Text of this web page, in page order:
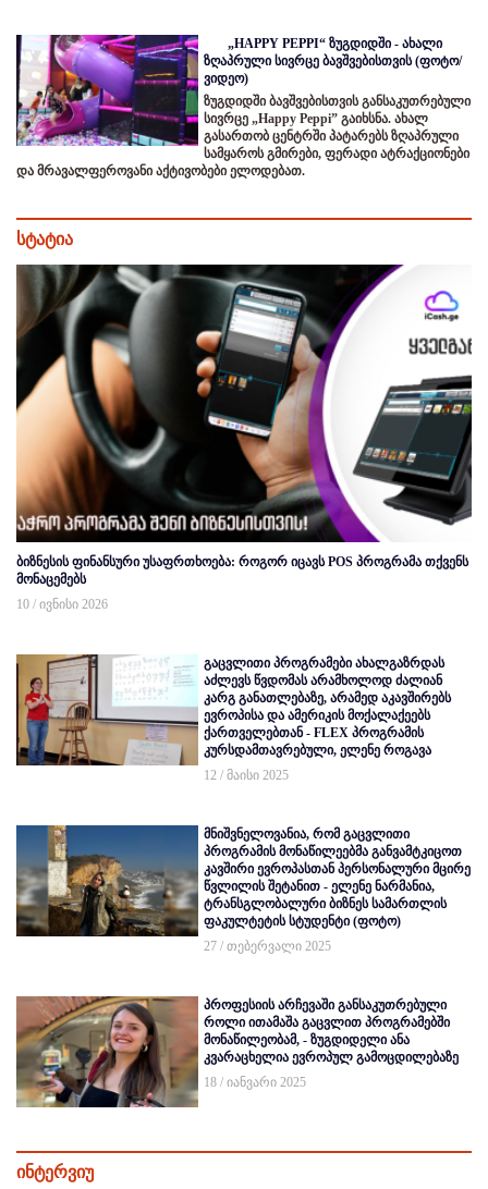
„HAPPY PEPPI“ ზუგდიდში - ახალი
ზღაპრული სივრცე ბავშვებისთვის (ფოტო/
ვიდეო)
ზუგდიდში ბავშვებისთვის განსაკუთრებული
სივრცე „Happy Peppi” გაიხსნა. ახალ
გასართობ ცენტრში პატარებს ზღაპრული
სამყაროს გმირები, ფერადი ატრაქციონები
და მრავალფეროვანი აქტივობები ელოდებათ.
სტატია
ბიზნესის ფინანსური უსაფრთხოება: როგორ იცავს POS პროგრამა თქვენს
მონაცემებს
10 / ივნისი 2026
გაცვლითი პროგრამები ახალგაზრდას
აძლევს წვდომას არამხოლოდ ძალიან
კარგ განათლებაზე, არამედ აკავშირებს
ევროპისა და ამერიკის მოქალაქეებს
ქართველებთან - FLEX პროგრამის
კურსდამთავრებული, ელენე როგავა
12 / მაისი 2025
მნიშვნელოვანია, რომ გაცვლითი
პროგრამის მონაწილეებმა განვამტკიცოთ
კავშირი ევროპასთან პერსონალური მცირე
წვლილის შეტანით - ელენე ნარმანია,
ტრანსგლობალური ბიზნეს სამართლის
ფაკულტეტის სტუდენტი (ფოტო)
27 / თებერვალი 2025
პროფესიის არჩევაში განსაკუთრებული
როლი ითამაშა გაცვლით პროგრამებში
მონაწილეობამ, - ზუგდიდელი ანა
კვარაცხელია ევროპულ გამოცდილებაზე
18 / იანვარი 2025
ინტერვიუ